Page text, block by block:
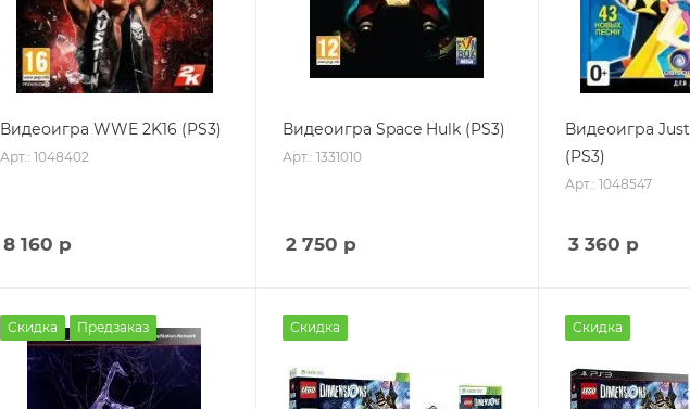
Видеоигра WWE 2K16 (PS3)
Арт.: 1048402
8 160 р
Видеоигра Space Hulk (PS3)
Арт.: 1331010
2 750 р
Видеоигра
(PS3)
Арт.: 1048547
3 360 р
Скидка Предзаказ Скидка Скидка